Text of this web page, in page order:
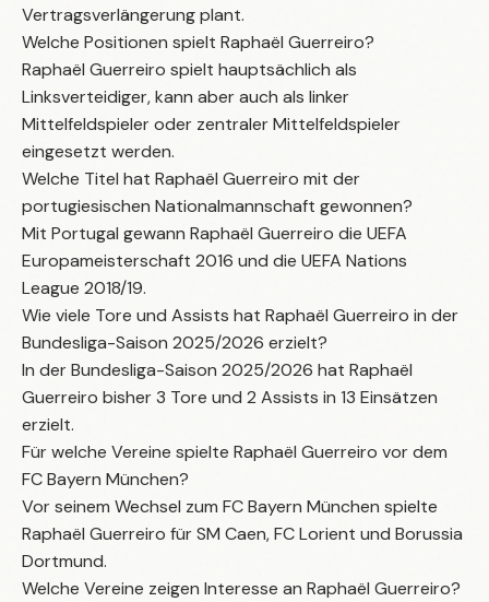
Vertragsverlängerung plant.
Welche Positionen spielt Raphaël Guerreiro?
Raphaël Guerreiro spielt hauptsächlich als
Linksverteidiger, kann aber auch als linker
Mittelfeldspieler oder zentraler Mittelfeldspieler
eingesetzt werden.
Welche Titel hat Raphaël Guerreiro mit der
portugiesischen Nationalmannschaft gewonnen?
Mit Portugal gewann Raphaël Guerreiro die UEFA
Europameisterschaft 2016 und die UEFA Nations
League 2018/19.
Wie viele Tore und Assists hat Raphaël Guerreiro in der
Bundesliga-Saison 2025/2026 erzielt?
In der Bundesliga-Saison 2025/2026 hat Raphaël
Guerreiro bisher 3 Tore und 2 Assists in 13 Einsätzen
erzielt.
Für welche Vereine spielte Raphaël Guerreiro vor dem
FC Bayern München?
Vor seinem Wechsel zum FC Bayern München spielte
Raphaël Guerreiro für SM Caen, FC Lorient und Borussia
Dortmund.
Welche Vereine zeigen Interesse an Raphaël Guerreiro?